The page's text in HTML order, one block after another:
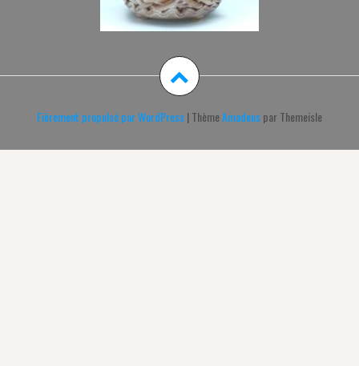
Fièrement propulsé par WordPress|ThèmeAmadeuspar Themeisle